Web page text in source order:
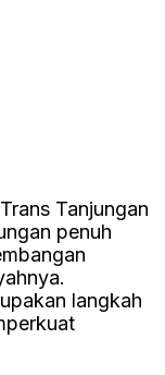
Tanjungan
penuh
langkah